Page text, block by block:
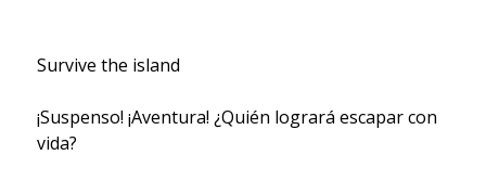
Survive the island
¡Suspenso! ¡Aventura! ¿Quién logrará escapar con
vida?